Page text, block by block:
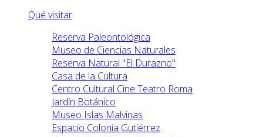
Qué visitar
Reserva Paleontológica
Museo de Ciencias Naturales
Reserva Natural "El Durazno"
Casa de la Cultura
Centro Cultural Cine Teatro Roma
Jardín Botánico
Museo Islas Malvinas
Espacio Colonia Gutiérrez